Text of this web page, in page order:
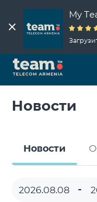
My
Новости
Новости